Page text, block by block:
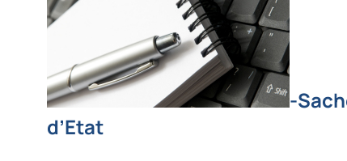
-
d’Etat